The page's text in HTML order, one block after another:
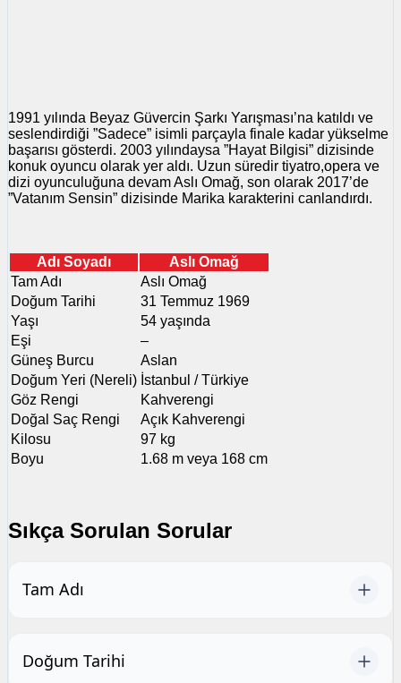
1991 yılında Beyaz Güvercin Şarkı Yarışması’na katıldı ve
seslendirdiği ”Sadece” isimli parçayla finale kadar yükselme
başarısı gösterdi. 2003 yılındaysa ”Hayat Bilgisi” dizisinde
konuk oyuncu olarak yer aldı. Uzun süredir tiyatro,opera ve
dizi oyunculuğuna devam Aslı Omağ, son olarak 2017’de
”Vatanım Sensin” dizisinde Marika karakterini canlandırdı.
Adı Soyadı
Aslı Omağ
Tam Adı
Aslı Omağ
Doğum Tarihi
31 Temmuz 1969
Yaşı
54 yaşında
Eşi
–
Güneş Burcu
Aslan
Doğum Yeri (Nereli) İstanbul / Türkiye
Göz Rengi
Kahverengi
Doğal Saç Rengi
Açık Kahverengi
Kilosu
97 kg
Boyu
1.68 m veya 168 cm
Sıkça Sorulan Sorular
Tam Adı
Doğum Tarihi